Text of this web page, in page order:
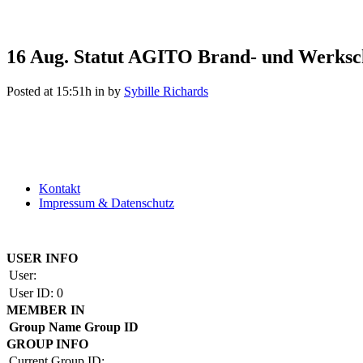
16 Aug. Statut AGITO Brand- und
Posted at 15:51h in by Sybille Richards
Kontakt
Impressum & Datenschutz
USER INFO
User:
User ID: 0
MEMBER IN
Group Name Group ID
GROUP INFO